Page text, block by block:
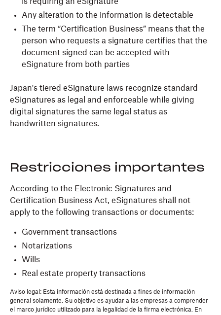
Any alteration to the information is detectable
The term “Certification Business” means that the
person who requests a signature certifies that the
document signed can be accepted with
eSignature from both parties
Japan's tiered eSignature laws recognize standard
eSignatures as legal and enforceable while giving
digital signatures the same legal status as
handwritten signatures.
Restricciones importantes
According to the Electronic Signatures and
Certification Business Act, eSignatures shall not
apply to the following transactions or documents:
Government transactions
Notarizations
Wills
Real estate property transactions
Aviso legal: Esta información está destinada a fines de información
general solamente. Su objetivo es ayudar a las empresas a comprender
el marco jurídico utilizado para la legalidad de la firma electrónica. En